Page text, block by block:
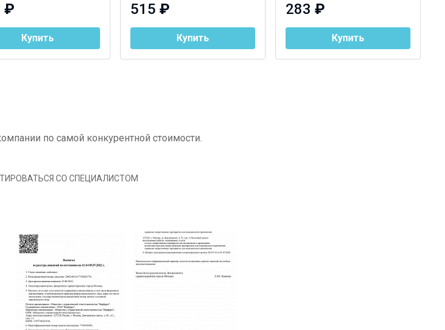
₽
Купить
515 ₽
Купить
283 ₽
Купить
по самой конкурентной стоимости.
СО СПЕЦИАЛИСТОМ